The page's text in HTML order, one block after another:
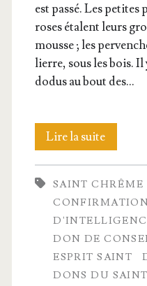
est pas­sé. Les
roses étalent leurs
mousse ; les
lierre, sous les bois. Il
dodus au bout des…
Lire la suiteLa
Confir­
ma­
tion
SAINT CHRÊME
CONFIRMATION
DON DE
ESPRIT SAINT
DONS DU